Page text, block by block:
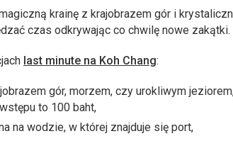
krainę z krajobrazem gór i
czas odkrywając co chwilę nowe zakątki.
last minute na Koh Chang:
gór, morzem, czy urokliwym
to 100 baht,
na wodzie, w której znajduje się port,